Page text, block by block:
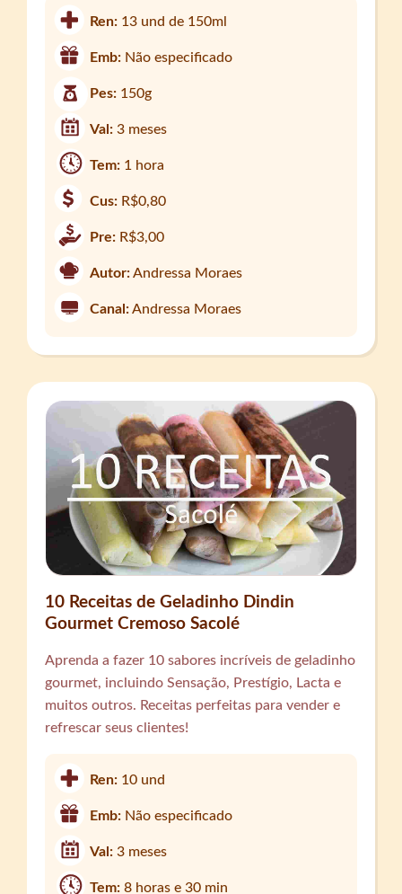
Ren: 13 und de 150ml
Emb: Não especificado
Pes: 150g
Val:3 meses
Tem: 1 hora
Cus: R$0,80
Pre: R$3,00
Autor:Andressa Moraes
Canal:Andressa Moraes
10 Receitas de Geladinho Dindin
Gourmet Cremoso Sacolé
Aprenda a fazer 10 sabores incríveis de geladinho
gourmet, incluindo Sensação, Prestígio, Lacta e
muitos outros. Receitas perfeitas para vender e
refrescar seus clientes!
Ren: 10 und
Emb: Não especificado
Val:3 meses
Tem:8 horas e 30 min